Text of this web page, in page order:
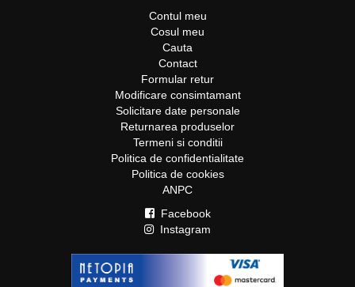
Contul meu
Cosul meu
Cauta
Contact
Formular retur
Modificare consimtamant
Solicitare date personale
Returnarea produselor
Termeni si conditii
Politica de confidentialitate
Politica de cookies
ANPC
Facebook
Instagram